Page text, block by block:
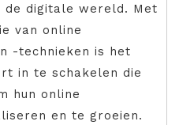
de digitale wereld. Met
van online
-technieken is het
in te schakelen die
hun online
en te groeien.